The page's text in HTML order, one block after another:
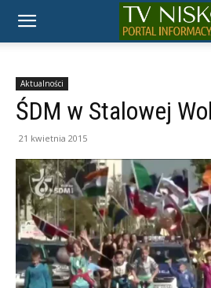
TELEWIZJA
NISKO
Aktualności
ŚDM w Stalowej
21 kwietnia 2015